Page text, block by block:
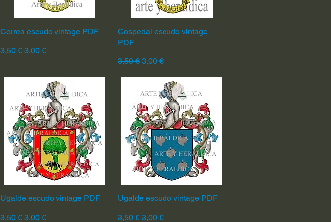
Vista rápida
Correa escudo vintage PDF
Precio
3,50 € Precio de oferta
3,00 €
Vista rápida
Cospedal escudo vintage
PDF
Precio
3,50 € Precio de oferta
3,00 €
Vista rápida
Ugalde escudo vintage PDF
Precio
3,50 € Precio de oferta
3,00 €
Vista rápida
Ugalde escudo vintage PDF
Precio
3,50 € Precio de oferta
3,00 €